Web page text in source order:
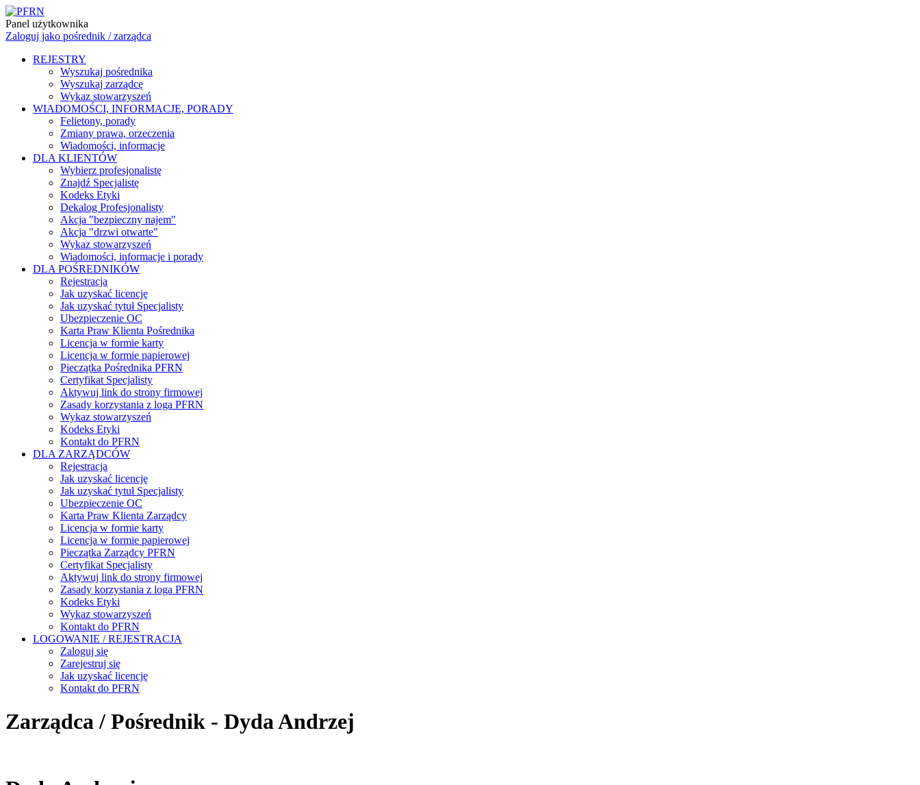
Panel użytkownika
Zaloguj jako pośrednik / zarządca
REJESTRY
Wyszukaj pośrednika
Wyszukaj zarządcę
Wykaz stowarzyszeń
WIADOMOŚCI, INFORMACJE, PORADY
Felietony, porady
Zmiany prawa, orzeczenia
Wiadomości, informacje
DLA KLIENTÓW
Wybierz profesjonalistę
Znajdź Specjalistę
Kodeks Etyki
Dekalog Profesjonalisty
Akcja "bezpieczny najem"
Akcja "drzwi otwarte"
Wykaz stowarzyszeń
Wiadomości, informacje i porady
DLA POŚREDNIKÓW
Rejestracja
Jak uzyskać licencję
Jak uzyskać tytuł Specjalisty
Ubezpieczenie OC
Karta Praw Klienta Pośrednika
Licencja w formie karty
Licencja w formie papierowej
Pieczątka Pośrednika PFRN
Certyfikat Specjalisty
Aktywuj link do strony firmowej
Zasady korzystania z loga PFRN
Wykaz stowarzyszeń
Kodeks Etyki
Kontakt do PFRN
DLA ZARZĄDCÓW
Rejestracja
Jak uzyskać licencję
Jak uzyskać tytuł Specjalisty
Ubezpieczenie OC
Karta Praw Klienta Zarządcy
Licencja w formie karty
Licencja w formie papierowej
Pieczątka Zarządcy PFRN
Certyfikat Specjalisty
Aktywuj link do strony firmowej
Zasady korzystania z loga PFRN
Kodeks Etyki
Wykaz stowarzyszeń
Kontakt do PFRN
LOGOWANIE / REJESTRACJA
Zaloguj się
Zarejestruj się
Jak uzyskać licencję
Kontakt do PFRN
Zarządca / Pośrednik - Dyda Andrzej